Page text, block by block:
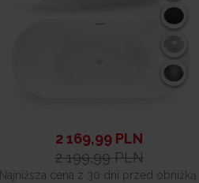
2 169,99 PLN
2 199,99 PLN
Najniższa cena z 30 dni przed obniżką: